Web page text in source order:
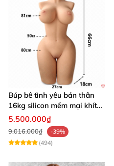
Búp bê tình yêu bán thân
16kg silicon mềm mại khít
hồng
5.500.000₫
9.016.000₫
-39%
(494)